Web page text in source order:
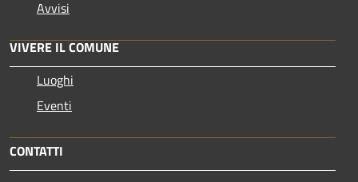
Avvisi
VIVERE IL COMUNE
Luoghi
Eventi
CONTATTI